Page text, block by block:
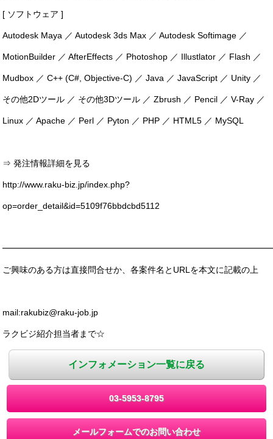
[ ソフトウェア ]
Autodesk Maya ／ Autodesk 3ds Max ／ Autodesk Softimage ／
MotionBuilder ／ AfterEffects ／ Photoshop ／ Illustlator ／ Flash ／
Mudbox ／ C++ (C#, Objective-C) ／ Java ／ JavaScript ／ Unity ／
その他2Dツール ／ その他3Dツール ／ Zbrush ／ Pencil ／ V-Ray ／
Linux ／ Apache ／ Perl ／ Pyton ／ PHP ／ HTML5 ／ MySQL
⇒ 発注情報詳細を見る
http://www.raku-biz.jp/index.php?
op=order_detail&id=5109f76bbdcbd5112
ご興味のある方は直接問合せか、各案件名とURLを本文に記載の上
mail:rakubiz@raku-job.jp
ラクビジ紹介担当者まで☆
インフォメーション一覧に戻る
03-5953-8795
メールフォームでのお問い合わせ